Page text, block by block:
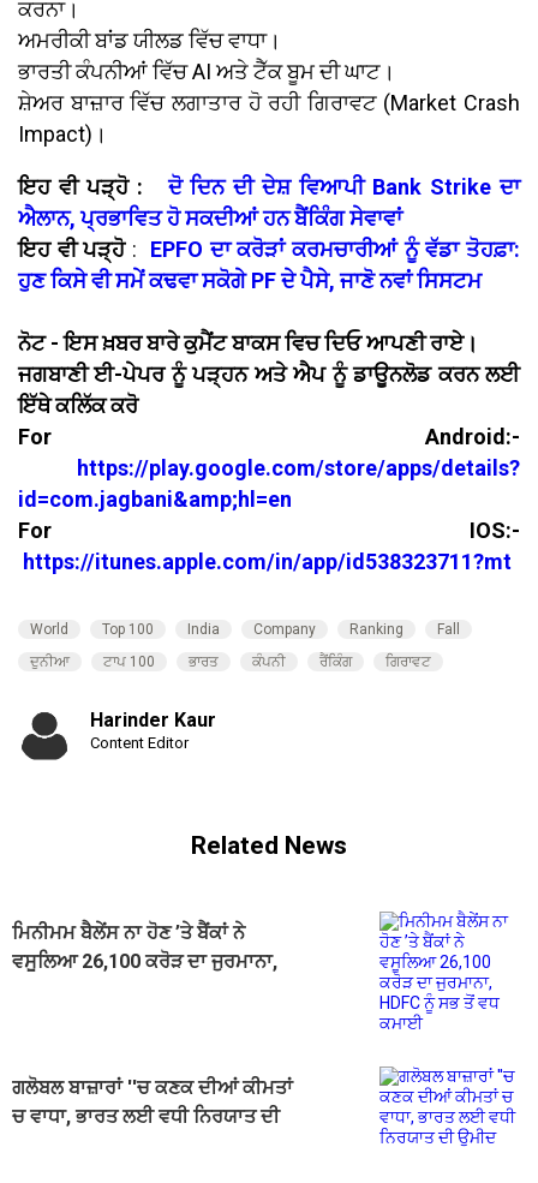
ਕਰਨਾ।
ਅਮਰੀਕੀ ਬਾਂਡ ਯੀਲਡ ਵਿੱਚ ਵਾਧਾ।
ਭਾਰਤੀ ਕੰਪਨੀਆਂ ਵਿੱਚ AI ਅਤੇ ਟੈੱਕ ਬੂਮ ਦੀ ਘਾਟ।
ਸ਼ੇਅਰ ਬਾਜ਼ਾਰ ਵਿੱਚ ਲਗਾਤਾਰ ਹੋ ਰਹੀ ਗਿਰਾਵਟ (Market Crash
Impact)।
ਇਹ ਵੀ ਪੜ੍ਹੋ :
ਦੋ ਦਿਨ ਦੀ ਦੇਸ਼ ਵਿਆਪੀ Bank Strike ਦਾ
ਐਲਾਨ, ਪ੍ਰਭਾਵਿਤ ਹੋ ਸਕਦੀਆਂ ਹਨ ਬੈਂਕਿੰਗ ਸੇਵਾਵਾਂ
ਇਹ ਵੀ ਪੜ੍ਹੋ: EPFO ਦਾ ਕਰੋੜਾਂ ਕਰਮਚਾਰੀਆਂ ਨੂੰ ਵੱਡਾ ਤੋਹਫ਼ਾ:
ਹੁਣ ਕਿਸੇ ਵੀ ਸਮੇਂ ਕਢਵਾ ਸਕੋਗੇ PF ਦੇ ਪੈਸੇ, ਜਾਣੋ ਨਵਾਂ ਸਿਸਟਮ
ਨੋਟ - ਇਸ ਖ਼ਬਰ ਬਾਰੇ ਕੁਮੈਂਟ ਬਾਕਸ ਵਿਚ ਦਿਓ ਆਪਣੀ ਰਾਏ।
ਜਗਬਾਣੀ ਈ-ਪੇਪਰ ਨੂੰ ਪੜ੍ਹਨ ਅਤੇ ਐਪ ਨੂੰ ਡਾਊਨਲੋਡ ਕਰਨ ਲਈ
ਇੱਥੇ ਕਲਿੱਕ ਕਰੋ
For Android:-
https://play.google.com/store/apps/details?
id=com.jagbani&amp;hl=en
For IOS:-
https://itunes.apple.com/in/app/id538323711?mt
World Top 100 India Company Ranking
Fall
ਦੁਨੀਆ
ਟਾਪ 100 ਭਾਰਤ ਕੰਪਨੀ ਰੈਂਕਿੰਗ ਗਿਰਾਵਟ
Harinder Kaur
Content Editor
Related News
ਮਿਨੀਮਮ ਬੈਲੇਂਸ ਨਾ ਹੋਣ ’ਤੇ ਬੈਂਕਾਂ ਨੇ
ਵਸੂਲਿਆ 26,100 ਕਰੋੜ ਦਾ ਜੁਰਮਾਨਾ,
ਗਲੋਬਲ ਬਾਜ਼ਾਰਾਂ ''ਚ ਕਣਕ ਦੀਆਂ ਕੀਮਤਾਂ
ਚ ਵਾਧਾ, ਭਾਰਤ ਲਈ ਵਧੀ ਨਿਰਯਾਤ ਦੀ